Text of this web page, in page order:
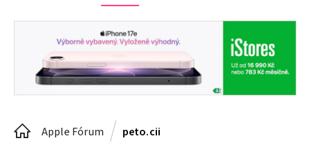
Apple Fórum peto.cii